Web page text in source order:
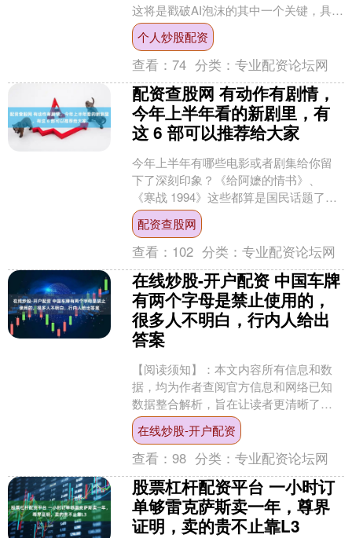
这将是戳破AI泡沫的其中一个关键，具体
本视频会来详细分析。 首先强调一下，
AI有泡沫，....
个人炒股配资
查看：74 分类：专业配资论坛网
配资查股网 有动作有剧情，
今年上半年看的新剧里，有
这 6 部可以推荐给大家
今年上半年有哪些电影或者剧集给你留
下了深刻印象？《给阿嬷的情书》、
《寒战 1994》这些都算是国民话题了，
而除此之外，不同口味的同学们的选择
就走向了不同方向，然....
配资查股网
查看： 102 分类：专业配资论坛网
在线炒股-开户配资 中国车牌
有两个字母是禁止使用的，
很多人不明白，行内人给出
答案
【阅读须知】：本文内容所有信息和数
据，均为作者查阅官方信息和网络已知
数据整合解析，旨在让读者更清晰了解
相应信息，如有数据错误或观点有误，
请文明评论，作者积极改正....
在线炒股-开户配资
查看：98 分类：专业配资论坛网
股票杠杆配资平台 一小时订
单够雷克萨斯卖一年，尊界
证明，卖的贵不止靠L3